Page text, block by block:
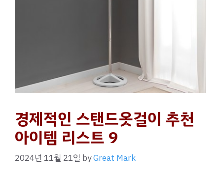
경제적인 스탠드옷걸이 추천
아이템 리스트 9
2024년 11월 21일 byGreat Mark